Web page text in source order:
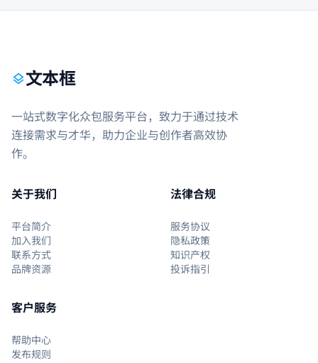
layers文本框
一站式数字化众包服务平台，致力于通过技术
连接需求与才华，助力企业与创作者高效协
作。
关于我们
平台简介
加入我们
联系方式
品牌资源
法律合规
服务协议
隐私政策
知识产权
投诉指引
客户服务
帮助中心
发布规则